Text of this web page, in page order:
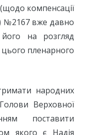
компенсації
№2167 вже давно
на розгляд
пленарного
народних
Верховної
поставити
якого є Надія